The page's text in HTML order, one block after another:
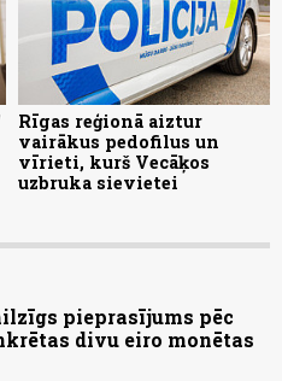
Rīgas reģionā aiztur
vairākus pedofilus un
vīrieti, kurš Vecāķos
uzbruka sievietei
pieprasījums pēc
divu eiro monētas